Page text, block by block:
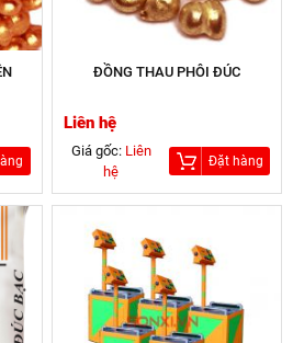
ĐỒNG THAU PHÔI ĐÚC
Liên hệ
Giá gốc: Liên
hệ
Đặt hàng